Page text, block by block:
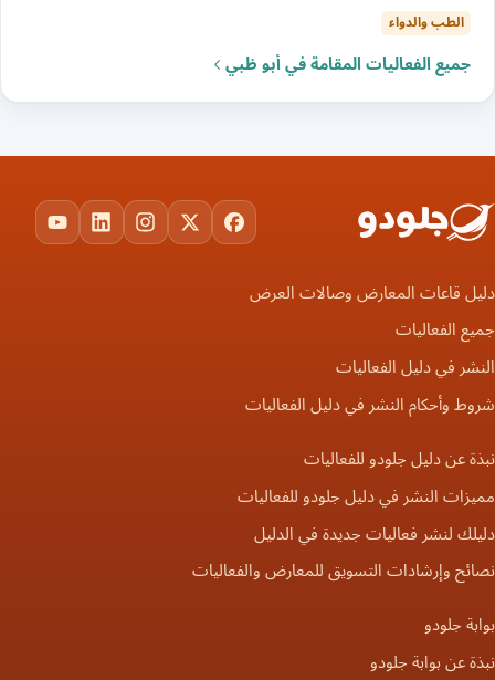
الطب والدواء
جميع الفعاليات المقامة في أبو ظبي
Facebook
X
Instagram
LinkedIn
دليل قاعات المعارض وصالات العرض
جميع الفعاليات
النشر في دليل الفعاليات
شروط وأحكام النشر في دليل الفعاليات
نبذة عن دليل جلودو للفعاليات
مميزات النشر في دليل جلودو للفعاليات
دليلك لنشر فعاليات جديدة في الدليل
نصائح وإرشادات التسويق للمعارض والفعاليات
بوابة جلودو
نبذة عن بوابة جلودو